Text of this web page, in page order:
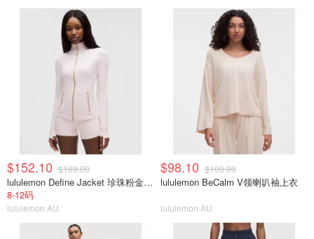
$152.10 $169.00
lululemon Define Jacket 珍珠粉金拉链
8-12码
lululemon AU
$98.10 $109.00
lululemon BeCalm V领喇叭袖上衣
lululemon AU